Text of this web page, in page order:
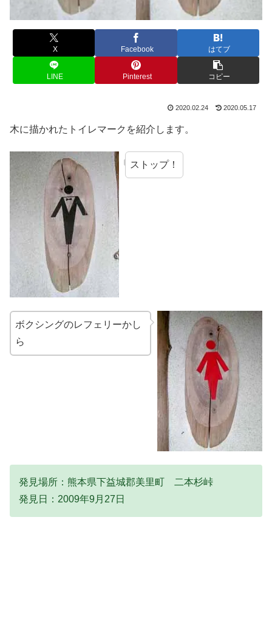
X Facebook はてブ
LINE Pinterest コピー
2020.02.24 2020.05.17
木に描かれたトイレマークを紹介します。
ストップ！
ボクシングのレフェリーかし
ら
発見場所：熊本県下益城郡美里町 二本杉峠
発見日：2009年9月27日